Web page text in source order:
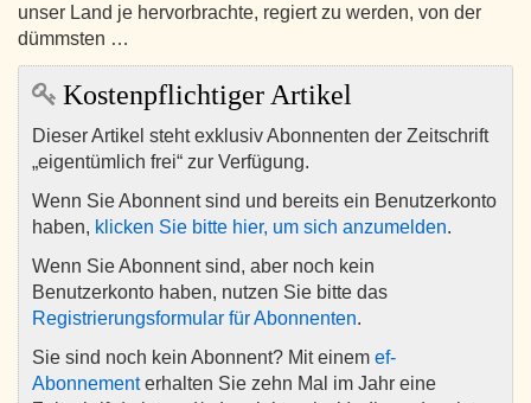
unser Land je hervorbrachte, regiert zu werden, von der
dümmsten …
Kostenpflichtiger Artikel
Dieser Artikel steht exklusiv Abonnenten der Zeitschrift
„eigentümlich frei“ zur Verfügung.
Wenn Sie Abonnent sind und bereits ein Benutzerkonto
haben, klicken Sie bitte hier, um sich anzumelden.
Wenn Sie Abonnent sind, aber noch kein
Benutzerkonto haben, nutzen Sie bitte das
Registrierungsformular für Abonnenten.
Sie sind noch kein Abonnent? Mit einem ef-
Abonnementerhalten Sie zehn Mal im Jahr eine